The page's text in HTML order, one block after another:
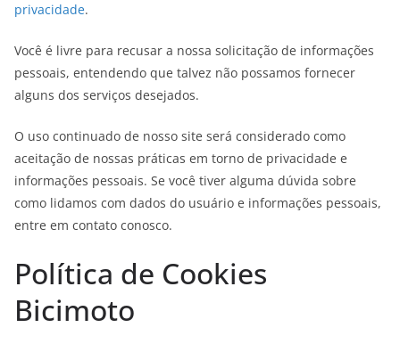
privacidade.
Você é livre para recusar a nossa solicitação de informações
pessoais, entendendo que talvez não possamos fornecer
alguns dos serviços desejados.
O uso continuado de nosso site será considerado como
aceitação de nossas práticas em torno de privacidade e
informações pessoais. Se você tiver alguma dúvida sobre
como lidamos com dados do usuário e informações pessoais,
entre em contato conosco.
Política de Cookies
Bicimoto